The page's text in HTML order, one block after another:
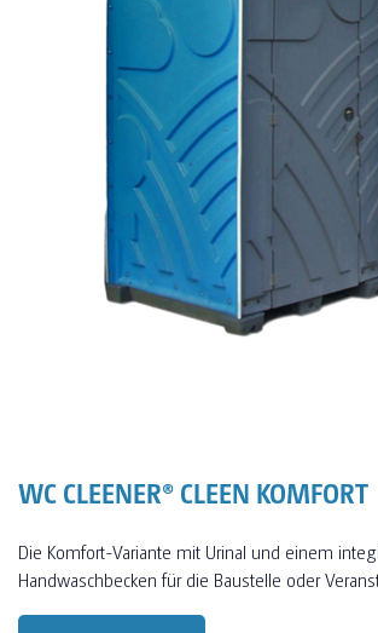
WC CLEENER® CLEEN KOMFORT
Die Komfort-Variante mit Urinal und einem
Handwaschbecken für die Baustelle oder